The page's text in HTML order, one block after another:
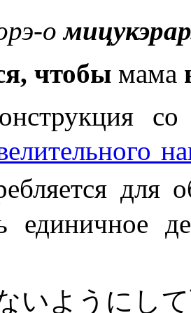
о
чтобы мама
для
единичное
いようにし